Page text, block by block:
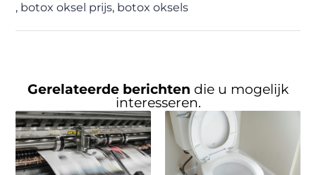
, botox oksel prijs, botox oksels
Gerelateerde berichten die u mogelijk
interesseren.